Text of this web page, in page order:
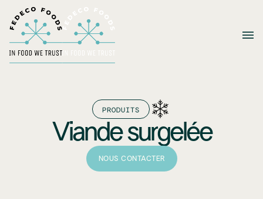
PRODUITS
Viande surgelée
NOUS CONTACTER